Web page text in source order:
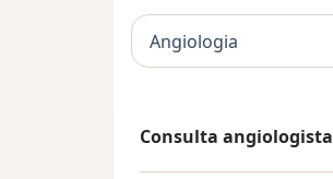
Angiologia
Consulta angiologista